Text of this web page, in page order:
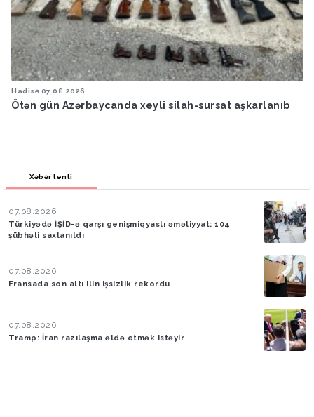
Hadisə 07.08.2026
Ötən gün Azərbaycanda xeyli silah-sursat aşkarlanıb
Xəbər lenti
07.08.2026
Türkiyədə İŞİD-ə qarşı genişmiqyaslı əməliyyat: 104
şübhəli saxlanıldı
07.08.2026
Fransada son altı ilin işsizlik rekordu
07.08.2026
Tramp: İran razılaşma əldə etmək istəyir